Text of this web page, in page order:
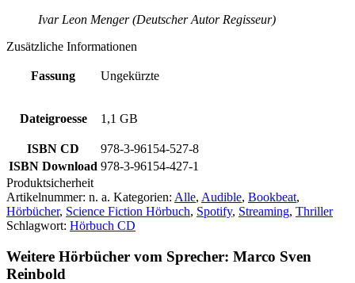
Ivar Leon Menger (Deutscher Autor Regisseur)
Zusätzliche Informationen
Fassung Ungekürzte
Dateigroesse 1,1 GB
ISBN CD
978-3-96154-527-8
ISBN Download 978-3-96154-427-1
Produktsicherheit
Artikelnummer: n. a. Kategorien: Alle, Audible, Bookbeat,
Hörbücher, Science Fiction Hörbuch, Spotify, Streaming, Thriller
Schlagwort: Hörbuch CD
Weitere Hörbücher vom Sprecher: Marco Sven
Reinbold